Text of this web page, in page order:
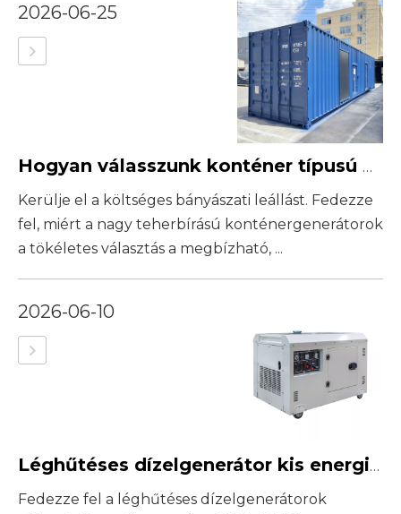
2026-06-25
Hogyan válasszunk konténer típusú generátort távoli bányászati ​​telephelyekhez
Kerülje el a költséges bányászati ​​leállást. Fedezze
fel, miért a nagy teherbírású konténergenerátorok
a tökéletes választás a megbízható, ...
2026-06-10
Léghűtéses dízelgenerátor kis energiaellátáshoz: Előnyök és korlátok
Fedezze fel a léghűtéses dízelgenerátorok